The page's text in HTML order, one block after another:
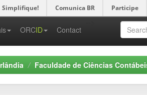
Simplifique! Comunica BR Participe
ORCID Contact
Faculdade de Ciências